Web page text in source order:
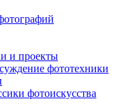
и проекты
фототехники
фотоискусства